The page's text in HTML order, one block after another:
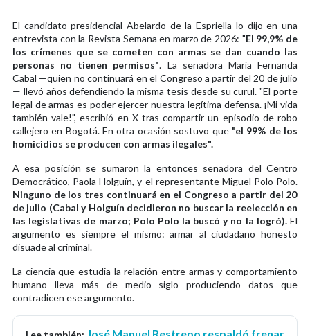
El candidato presidencial Abelardo de la Espriella lo dijo en una
entrevista con la Revista Semana en marzo de 2026: "El 99,9% de
los crímenes que se cometen con armas se dan cuando las
personas no tienen permisos". La senadora María Fernanda
Cabal —quien no continuará en el Congreso a partir del 20 de julio
— llevó años defendiendo la misma tesis desde su curul. "El porte
legal de armas es poder ejercer nuestra legítima defensa. ¡Mi vida
también vale!", escribió en X tras compartir un episodio de robo
callejero en Bogotá. En otra ocasión sostuvo que "el 99% de los
homicidios se producen con armas ilegales".
A esa posición se sumaron la entonces senadora del Centro
Democrático, Paola Holguín, y el representante Miguel Polo Polo.
Ninguno de los tres continuará en el Congreso a partir del 20
de julio (Cabal y Holguín decidieron no buscar la reelección en
las legislativas de marzo; Polo Polo la buscó y no la logró).El
argumento es siempre el mismo: armar al ciudadano honesto
disuade al criminal.
La ciencia que estudia la relación entre armas y comportamiento
humano lleva más de medio siglo produciendo datos que
contradicen ese argumento.